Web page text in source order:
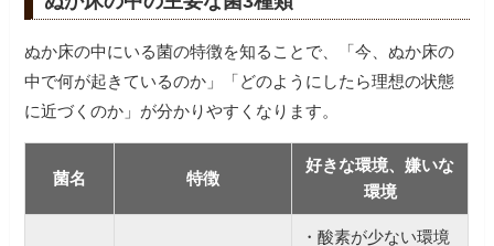
ぬか床の中にいる菌の特徴を知ることで、「今、ぬか床の
中で何が起きているのか」「どのようにしたら理想の状態
に近づくのか」が分かりやすくなります。
菌名 特徴
好きな環境、嫌いな
環境
・酸素が少ない環境